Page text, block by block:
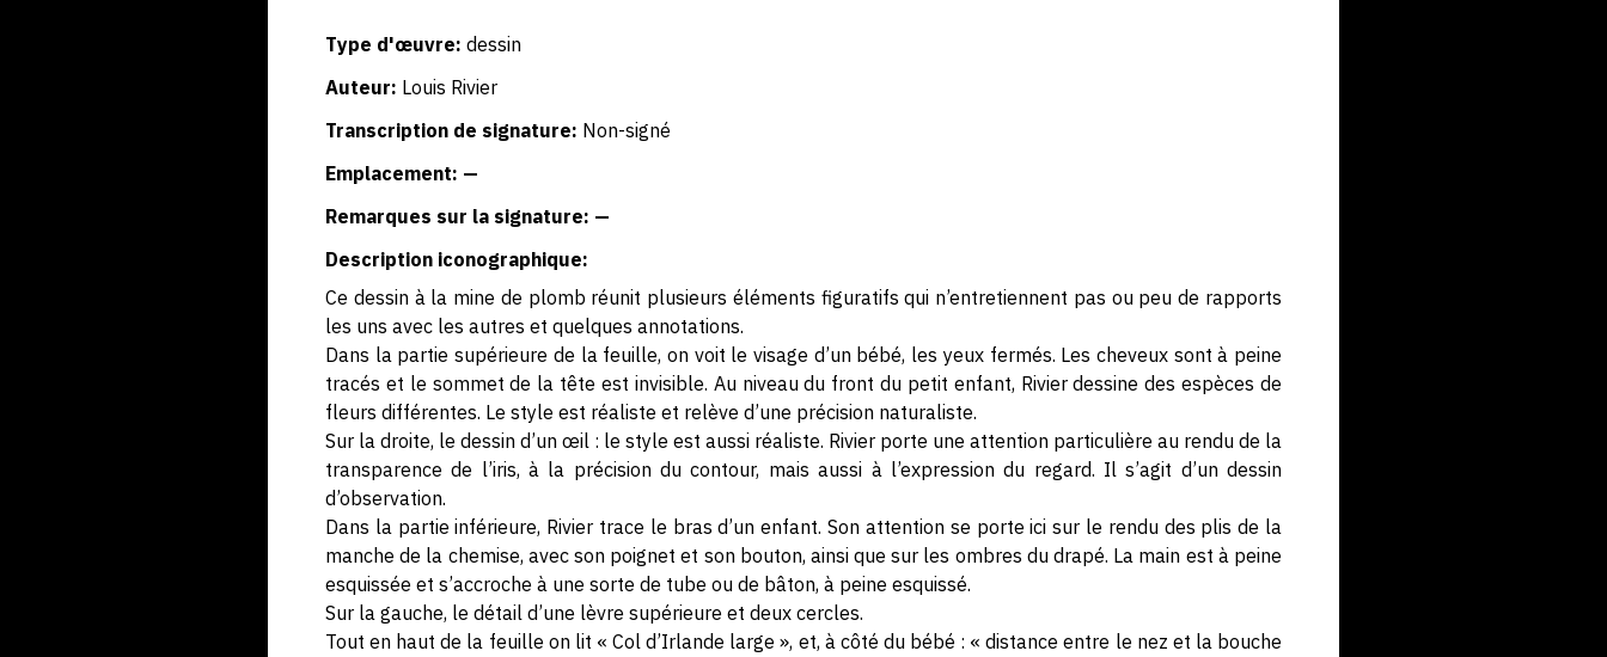
Type d'œuvre: dessin
Auteur: Louis Rivier
Transcription de signature: Non-signé
Emplacement: —
Remarques sur la signature: —
Description iconographique:
Ce dessin à la mine de plomb réunit plusieurs éléments figuratifs qui n’entretiennent pas ou peu de rapports
les uns avec les autres et quelques annotations.
Dans la partie supérieure de la feuille, on voit le visage d’un bébé, les yeux fermés. Les cheveux sont à peine
tracés et le sommet de la tête est invisible. Au niveau du front du petit enfant, Rivier dessine des espèces de
fleurs différentes. Le style est réaliste et relève d’une précision naturaliste.
Sur la droite, le dessin d’un œil : le style est aussi réaliste. Rivier porte une attention particulière au rendu de la
transparence de l’iris, à la précision du contour, mais aussi à l’expression du regard. Il s’agit d’un dessin
d’observation.
Dans la partie inférieure, Rivier trace le bras d’un enfant. Son attention se porte ici sur le rendu des plis de la
manche de la chemise, avec son poignet et son bouton, ainsi que sur les ombres du drapé. La main est à peine
esquissée et s’accroche à une sorte de tube ou de bâton, à peine esquissé.
Sur la gauche, le détail d’une lèvre supérieure et deux cercles.
Tout en haut de la feuille on lit « Col d’Irlande large », et, à côté du bébé : « distance entre le nez et la bouche